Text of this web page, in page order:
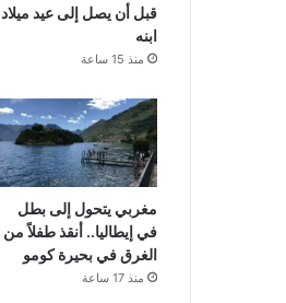
قبل أن يصل إلى عيد ميلاد
ابنه
منذ 15 ساعة
مغربي يتحول إلى بطل
في إيطاليا.. أنقذ طفلاً من
الغرق في بحيرة كومو
منذ 17 ساعة